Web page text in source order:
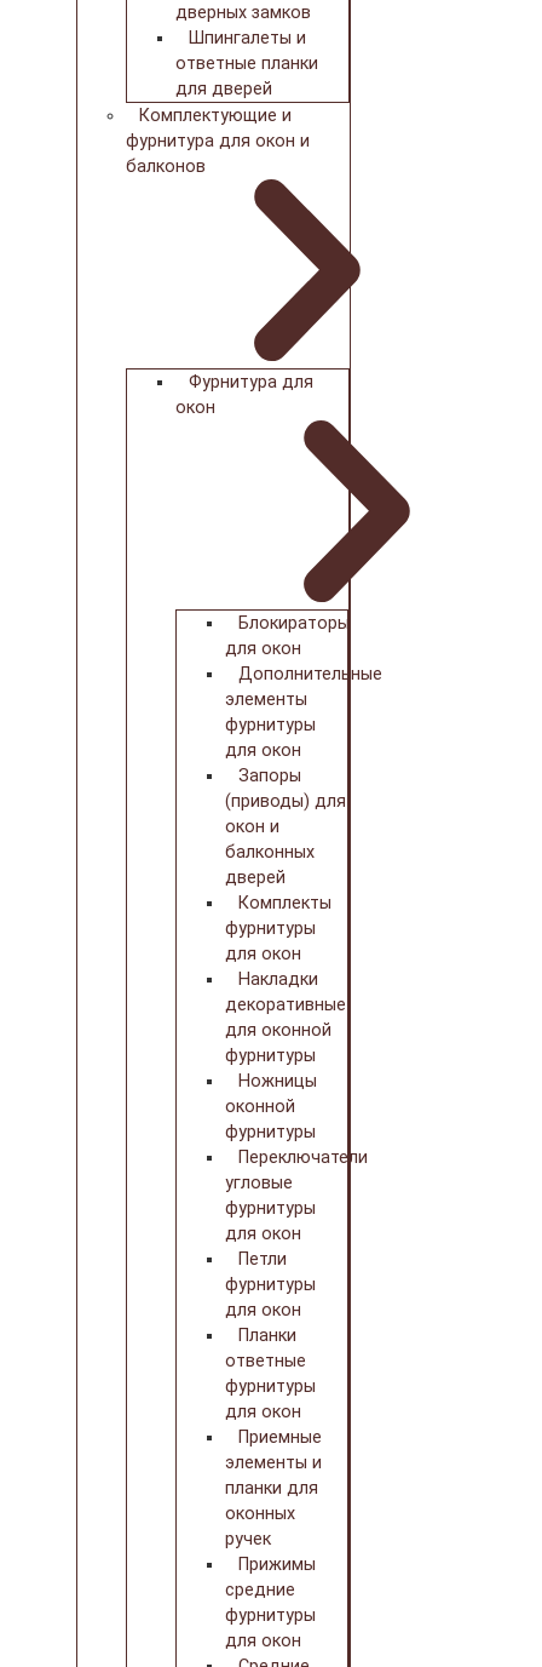
дверных замков
Шпингалеты и
ответные планки
для дверей
Комплектующие и
фурнитура для окон и
балконов
Фурнитура для
окон
Блокираторы
для окон
Дополнительные
элементы
фурнитуры
для окон
Запоры
(приводы) для
окон и
балконных
дверей
Комплекты
фурнитуры
для окон
Накладки
декоративные
для оконной
фурнитуры
Ножницы
оконной
фурнитуры
Переключатели
угловые
фурнитуры
для окон
Петли
фурнитуры
для окон
Планки
ответные
фурнитуры
для окон
Приемные
элементы и
планки для
оконных
ручек
Прижимы
средние
фурнитуры
для окон